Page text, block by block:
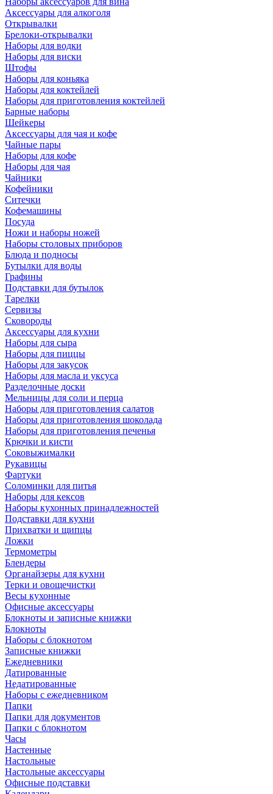
Аксессуары для алкоголя
Открывалки
Брелоки-открывалки
Наборы для водки
Наборы для виски
Штофы
Наборы для коньяка
Наборы для коктейлей
Наборы для приготовления коктейлей
Барные наборы
Шейкеры
Аксессуары для чая и кофе
Чайные пары
Наборы для кофе
Наборы для чая
Чайники
Кофейники
Ситечки
Кофемашины
Посуда
Ножи и наборы ножей
Наборы столовых приборов
Блюда и подносы
Бутылки для воды
Графины
Подставки для бутылок
Тарелки
Сервизы
Сковороды
Аксессуары для кухни
Наборы для сыра
Наборы для пиццы
Наборы для закусок
Наборы для масла и уксуса
Разделочные доски
Мельницы для соли и перца
Наборы для приготовления салатов
Наборы для приготовления шоколада
Наборы для приготовления печенья
Крючки и кисти
Соковыжималки
Рукавицы
Фартуки
Соломинки для питья
Наборы для кексов
Наборы кухонных принадлежностей
Подставки для кухни
Прихватки и щипцы
Ложки
Термометры
Блендеры
Органайзеры для кухни
Терки и овощечистки
Весы кухонные
Офисные аксессуары
Блокноты и записные книжки
Блокноты
Наборы с блокнотом
Записные книжки
Ежедневники
Датированные
Недатированные
Наборы с ежедневником
Папки
Папки для документов
Папки с блокнотом
Часы
Настенные
Настольные
Настольные аксессуары
Офисные подставки